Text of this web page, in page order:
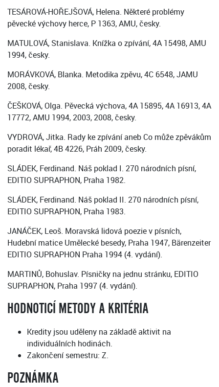
TESÁROVÁ-HOŘEJŠOVÁ, Helena. Některé problémy
pěvecké výchovy herce, P 1363, AMU, česky.
MATULOVÁ, Stanislava. Knížka o zpívání, 4A 15498, AMU
1994, česky.
MORÁVKOVÁ, Blanka. Metodika zpěvu, 4C 6548, JAMU
2008, česky.
ČEŠKOVÁ, Olga. Pěvecká výchova, 4A 15895, 4A 16913, 4A
17772, AMU 1994, 2003, 2008, česky.
VYDROVÁ, Jitka. Rady ke zpívání aneb Co může zpěvákům
poradit lékař, 4B 4226, Práh 2009, česky.
SLÁDEK, Ferdinand. Náš poklad I. 270 národních písní,
EDITIO SUPRAPHON, Praha 1982.
SLÁDEK, Ferdinand. Náš poklad II. 270 národních písní,
EDITIO SUPRAPHON, Praha 1983.
JANÁČEK, Leoš. Moravská lidová poezie v písních,
Hudební matice Umělecké besedy, Praha 1947, Bärenzeiter
EDITIO SUPRAPHON Praha 1994 (4. vydání).
MARTINŮ, Bohuslav. Písničky na jednu stránku, EDITIO
SUPRAPHON, Praha 1997 (4. vydání).
HODNOTICÍ METODY A KRITÉRIA
Kredity jsou uděleny na základě aktivit na
individuálních hodinách.
Zakončení semestru: Z.
POZNÁMKA